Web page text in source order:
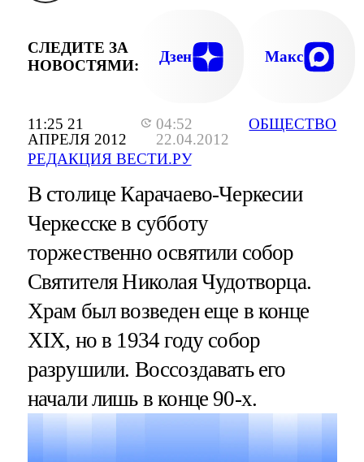
11:25 21
АПРЕЛЯ 2012
04:52
22.04.2012
РЕДАКЦИЯ ВЕСТИ.РУ
ОБЩЕСТВО
СЛЕДИТЕ ЗА
НОВОСТЯМИ:
Дзен Макс
В столице Карачаево-Черкесии
Черкесске в субботу
торжественно освятили собор
Святителя Николая Чудотворца.
Храм был возведен еще в конце
XIX, но в 1934 году собор
разрушили. Воссоздавать его
начали лишь в конце 90-х.